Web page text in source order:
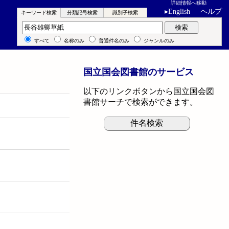
詳細情報へ移動
▸English ヘルプ
キーワード検索 分類記号検索 識別子検索
キーワード検索 検索
すべて 名称のみ 普通件名のみ ジャンルのみ
国立国会図書館のサービス
以下のリンクボタンから国立国会図
書館サーチで検索ができます。
件名検索